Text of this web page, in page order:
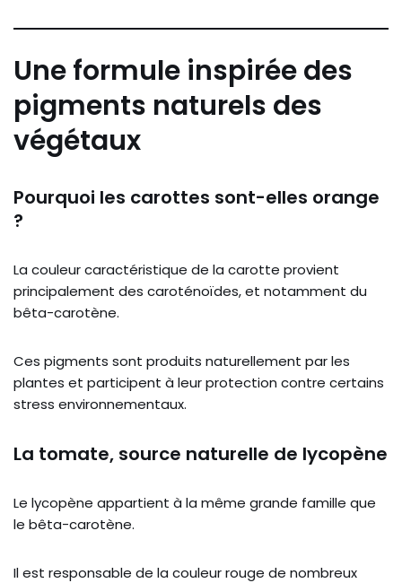
Une formule inspirée des
pigments naturels des
végétaux
Pourquoi les carottes sont-elles orange
?
La couleur caractéristique de la carotte provient
principalement des caroténoïdes, et notamment du
bêta-carotène.
Ces pigments sont produits naturellement par les
plantes et participent à leur protection contre certains
stress environnementaux.
La tomate, source naturelle de lycopène
Le lycopène appartient à la même grande famille que
le bêta-carotène.
Il est responsable de la couleur rouge de nombreux